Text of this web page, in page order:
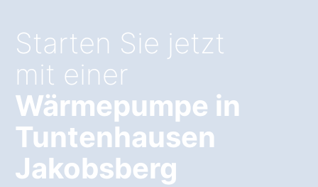
Starten Sie jetzt
mit einer
Wärmepumpe in
Tuntenhausen
Jakobsberg